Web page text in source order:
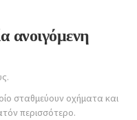
ανοιγόμενη
σταθμεύουν οχήματα και
περισσότερο.